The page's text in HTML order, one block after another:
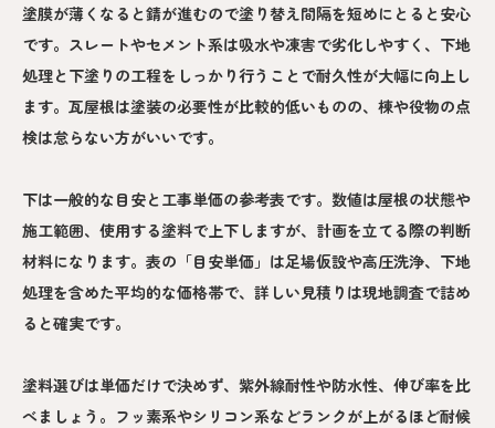
塗膜が薄くなると錆が進むので塗り替え間隔を短めにとると安心
です。スレートやセメント系は吸水や凍害で劣化しやすく、下地
処理と下塗りの工程をしっかり行うことで耐久性が大幅に向上し
ます。瓦屋根は塗装の必要性が比較的低いものの、棟や役物の点
検は怠らない方がいいです。
下は一般的な目安と工事単価の参考表です。数値は屋根の状態や
施工範囲、使用する塗料で上下しますが、計画を立てる際の判断
材料になります。表の「目安単価」は足場仮設や高圧洗浄、下地
処理を含めた平均的な価格帯で、詳しい見積りは現地調査で詰め
ると確実です。
塗料選びは単価だけで決めず、紫外線耐性や防水性、伸び率を比
べましょう。フッ素系やシリコン系などランクが上がるほど耐候